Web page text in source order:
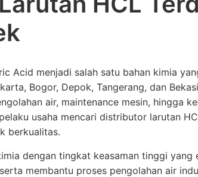
Acid menjadi salah satu bahan kimia
Bogor, Depok, Tangerang, dan
air, maintenance mesin, hingga
usaha mencari distributor larutan
berkualitas.
dengan tingkat keasaman tinggi
membantu proses pengolahan air